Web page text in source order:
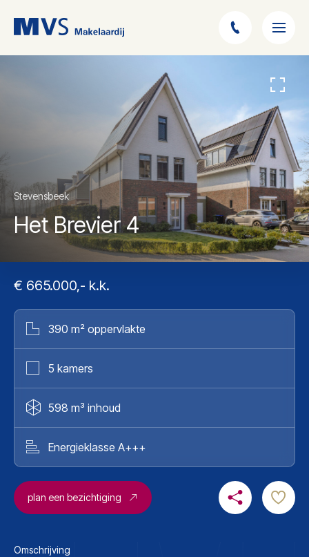
Stevensbeek
Het Brevier 4
€ 665.000,- k.k.
390 m² oppervlakte
5 kamers
598 m³ inhoud
Energieklasse A+++
plan een bezichtiging
Omschrijving